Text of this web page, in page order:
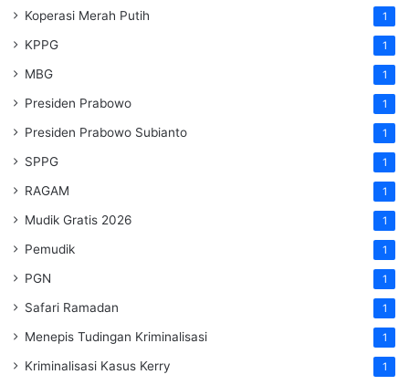
Koperasi Merah Putih 1
KPPG 1
MBG 1
Presiden Prabowo 1
Presiden Prabowo Subianto 1
SPPG 1
RAGAM 1
Mudik Gratis 2026 1
Pemudik 1
PGN 1
Safari Ramadan 1
Menepis Tudingan Kriminalisasi 1
Kriminalisasi Kasus Kerry 1